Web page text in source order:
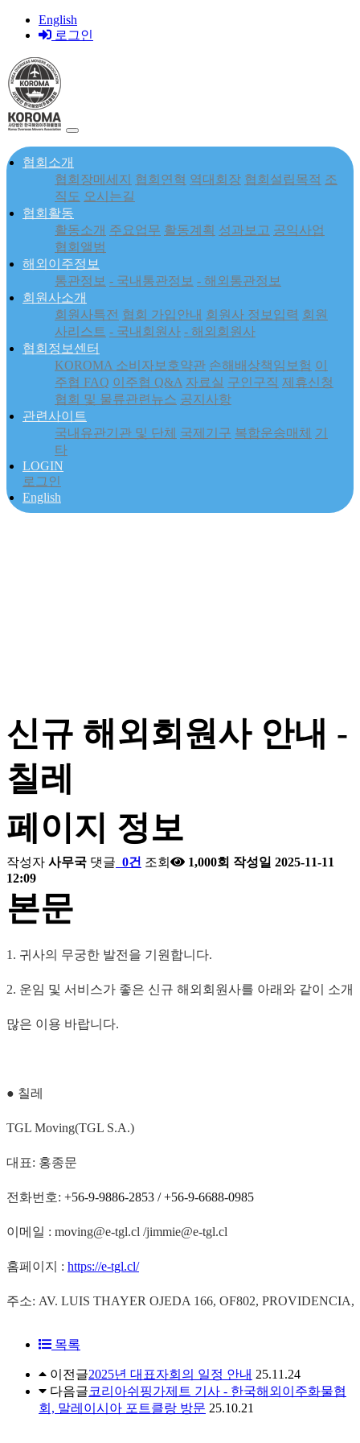
English
로그인
협회소개
협회장메세지
협회연혁 역대회장 협회설립목적 조
직도 오시는길
협회활동
활동소개 주요업무 활동계획 성과보고 공익사업
협회앨범
해외이주정보
통관정보 - 국내통관정보 - 해외통관정보
회원사소개
회원사특전 협회 가입안내 회원사 정보입력 회원
사리스트 - 국내회원사 - 해외회원사
협회정보센터
KOROMA 소비자보호약관 손해배상책임보험 이
주협 FAQ 이주협 Q&A 자료실 구인구직 제휴신청
협회 및 물류관련뉴스 공지사항
관련사이트
국내유관기관 및 단체 국제기구 복합운송매체 기
타
LOGIN
로그인
English
신규 해외회원사 안내 -
칠레
페이지 정보
작성자 사무국 댓글 0건 조회 1,000회 작성일 2025-11-11
12:09
본문
1. 귀사의 무궁한 발전을 기원합니다.
2. 운임 및 서비스가 좋은 신규 해외회원사를 아래와 같이 소개
많은 이용 바랍니다.
● 칠레
TGL Moving(TGL S.A.)
대표: 홍종문
전화번호: +56-9-9886-2853 / +56-9-6688-0985
이메일 : moving@e-tgl.cl /jimmie@e-tgl.cl
홈페이지 : https://e-tgl.cl/
주소: AV. LUIS THAYER OJEDA 166, OF802, PROVIDENCIA,
목록
이전글2025년 대표자회의 일정 안내 25.11.24
다음글코리아쉬핑가제트 기사 - 한국해외이주화물협
회, 말레이시아 포트클랑 방문 25.10.21